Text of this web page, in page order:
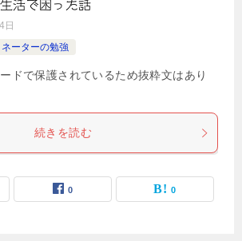
活で困った話
日
ーターの勉強
ドで保護されているため抜粋文はあり
続きを読む
0 0